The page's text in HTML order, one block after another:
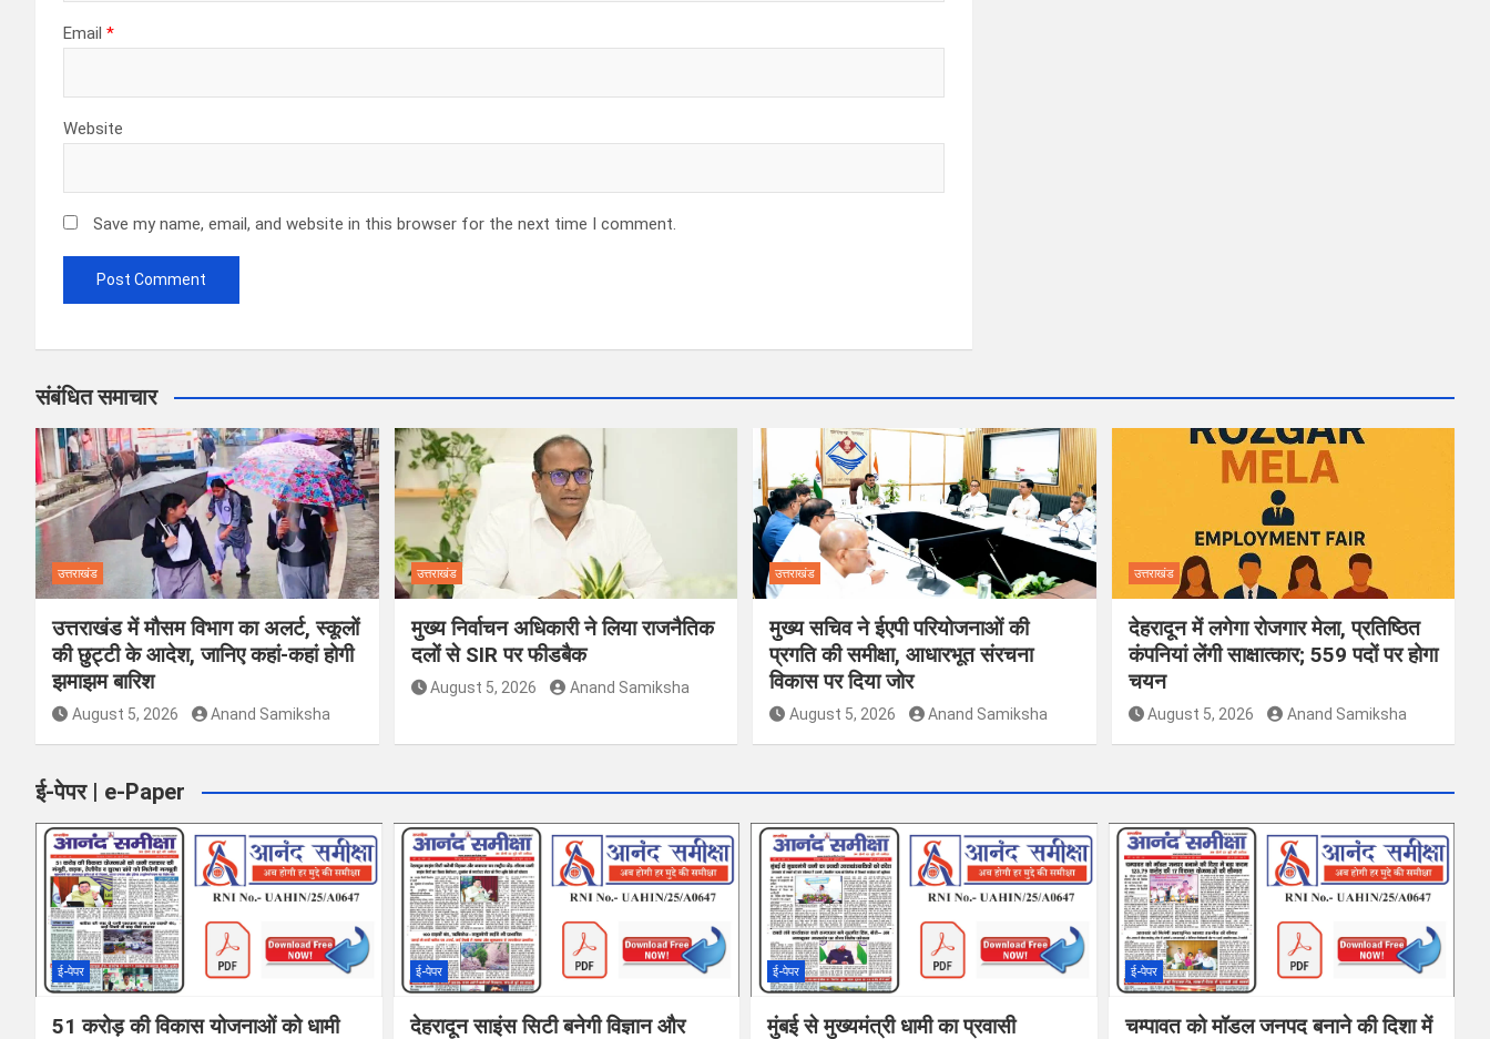
Email *
Website
Save my name, email, and website in this browser for the next time I comment.
संबंधित समाचार
उत्तराखंड
उत्तराखंड में मौसम विभाग का अलर्ट, स्कूलों
की छुट्टी के आदेश, जानिए कहां-कहां होगी
झमाझम बारिश
August 5, 2026 Anand Samiksha
उत्तराखंड
मुख्य निर्वाचन अधिकारी ने लिया राजनैतिक
दलों से SIR पर फीडबैक
August 5, 2026 Anand Samiksha
उत्तराखंड
मुख्य सचिव ने ईएपी परियोजनाओं की
प्रगति की समीक्षा, आधारभूत संरचना
विकास पर दिया जोर
August 5, 2026 Anand Samiksha
उत्तराखंड
देहरादून में लगेगा रोजगार मेला, प्रतिष्ठित
कंपनियां लेंगी साक्षात्कार; 559 पदों पर होगा
चयन
August 5, 2026 Anand Samiksha
ई-पेपर | e-Paper
ई-पेपर
51 करोड़ की विकास योजनाओं को धामी
ई-पेपर
देहरादून साइंस सिटी बनेगी विज्ञान और
ई-पेपर
मुंबई से मुख्यमंत्री धामी का प्रवासी
ई-पेपर
चम्पावत को मॉडल जनपद बनाने की दिशा में